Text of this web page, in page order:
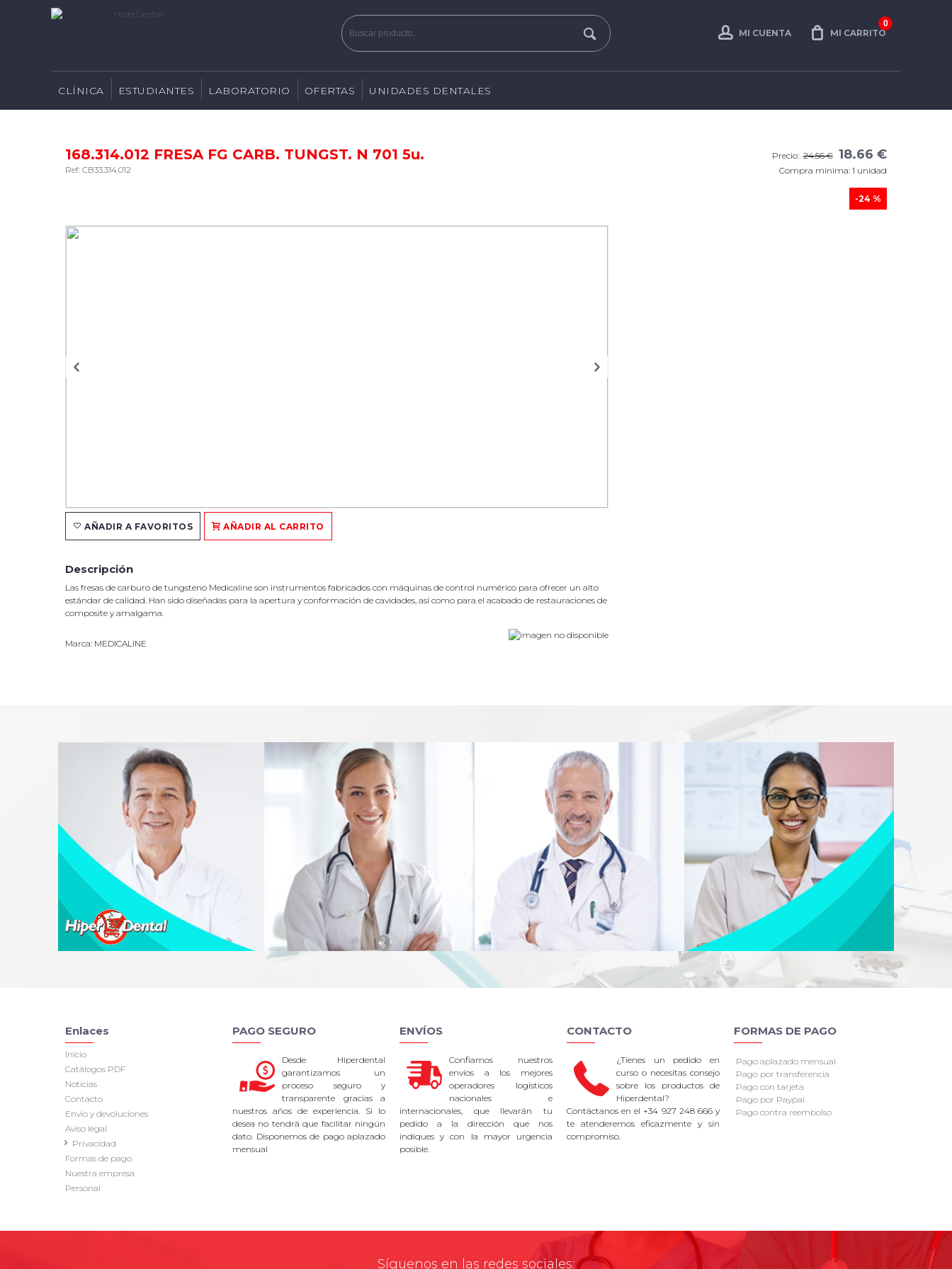
0
MI CARRITO
MI CUENTA
CLÍNICA ESTUDIANTES LABORATORIO OFERTAS UNIDADES DENTALES
168.314.012 FRESA FG CARB. TUNGST. N 701 5u.
Ref: CB33.314.012
Precio:24.56 € 18.66 €
Compra mínima: 1 unidad
-24 %
AÑADIR A FAVORITOS AÑADIR AL CARRITO
Descripción
Las fresas de carburo de tungsteno Medicaline son instrumentos fabricados con máquinas de control numérico para ofrecer un alto
estándar de calidad. Han sido diseñadas para la apertura y conformación de cavidades, así como para el acabado de restauraciones de
composite y amalgama.
Marca: MEDICALINE
Enlaces
Inicio
Catálogos PDF
Noticias
Contacto
Envío y devoluciones
Aviso legal
Privacidad
Formas de pago
Nuestra empresa
Personal
PAGO SEGURO
Desde Hiperdental
garantizamos un
proceso seguro y
transparente gracias a
nuestros años de experiencia. Si lo
desea no tendrá que facilitar ningún
dato. Disponemos de pago aplazado
mensual
ENVÍOS
Confiamos nuestros
envíos a los mejores
operadores logísticos
nacionales e
internacionales, que llevarán tu
pedido a la dirección que nos
indiques y con la mayor urgencia
posible.
CONTACTO
¿Tienes un pedido en
curso o necesitas consejo
sobre los productos de
Hiperdental?
Contáctanos en el +34 927 248 666 y
te atenderemos eficazmente y sin
compromiso.
FORMAS DE PAGO
Pago aplazado mensual
Pago por transferencia
Pago con tarjeta
Pago por Paypal
Pago contra reembolso
Síguenos en las redes sociales: